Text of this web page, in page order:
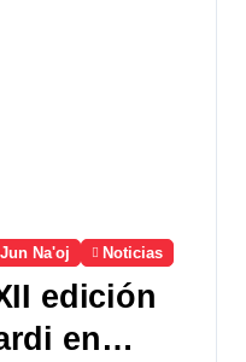
Jun Na'oj Noticias
edición
en